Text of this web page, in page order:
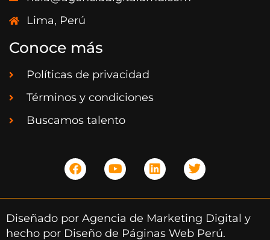
Lima, Perú
Conoce más
Políticas de privacidad
Términos y condiciones
Buscamos talento
Diseñado por Agencia de Marketing Digital y
hecho por Diseño de Páginas Web Perú.